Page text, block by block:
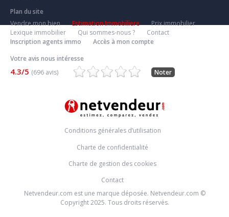
Plan du site
Vendre mon bien
Estimation Immobiliere
Prix immobilier
Lexique immobilier
Qui sommes-nous ?
Contact
Inscription agents immo
Accès à mon compte
Votre avis nous intéresse
4.3/5 (696 avis) Noter
Conditions générales d’utilisation
Charte de confidentialité
Charte de gestion des cookies
Contact
Netvendeur.com est une marque déposée. Netvendeur.com ©
Copyright 2025. Tous droits réservés.